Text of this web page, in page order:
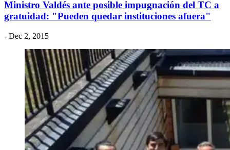
Ministro Valdés ante posible impugnación del TC a
gratuidad: "Pueden quedar instituciones afuera"
- Dec 2, 2015